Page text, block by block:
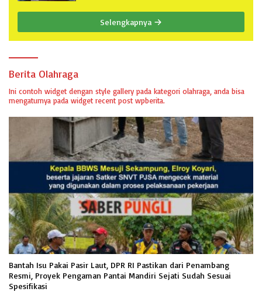
Selengkapnya
Berita Olahraga
Ini contoh widget dengan style gallery pada kategori olahraga, anda bisa
mengaturnya pada widget recent post wpberita.
Bantah Isu Pakai Pasir Laut, DPR RI Pastikan dari Penambang
Resmi, Proyek Pengaman Pantai Mandiri Sejati Sudah Sesuai
Spesifikasi